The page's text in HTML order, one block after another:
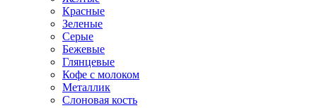
Красные
Зеленые
Серые
Бежевые
Глянцевые
Кофе с молоком
Металлик
Слоновая кость